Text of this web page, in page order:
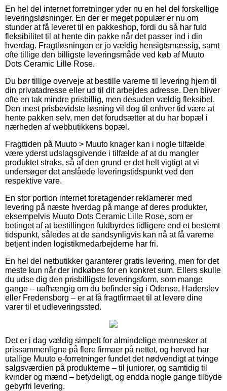
En hel del internet forretninger yder nu en hel del forskellige
leveringsløsninger. En der er meget populær er nu om
stunder at få leveret til en pakkeshop, fordi du så har fuld
fleksibilitet til at hente din pakke når det passer ind i din
hverdag. Fragtløsningen er jo vældig hensigtsmæssig, samt
ofte tillige den billigste leveringsmåde ved køb af Muuto
Dots Ceramic Lille Rose.
Du bør tillige overveje at bestille varerne til levering hjem til
din privatadresse eller ud til dit arbejdes adresse. Den bliver
ofte en tak mindre prisbillig, men desuden vældig fleksibel.
Den mest prisbevidste løsning vil dog til enhver tid være at
hente pakken selv, men det forudsætter at du har bopæl i
nærheden af webbutikkens bopæl.
Fragttiden på Muuto > Muuto knager kan i nogle tilfælde
være yderst udslagsgivende i tilfælde af at du mangler
produktet straks, så af den grund er det helt vigtigt at vi
undersøger det anslåede leveringstidspunkt ved den
respektive vare.
En stor portion internet foretagender reklamerer med
levering på næste hverdag på mange af deres produkter,
eksempelvis Muuto Dots Ceramic Lille Rose, som er
betinget af at bestillingen fuldbyrdes tidligere end et bestemt
tidspunkt, således at de sandsynligvis kan nå at få varerne
betjent inden logistikmedarbejderne har fri.
En hel del netbutikker garanterer gratis levering, men for det
meste kun når der indkøbes for en konkret sum. Ellers skulle
du udse dig den prisbilligste leveringsform, som mange
gange – uafhængig om du befinder sig i Odense, Haderslev
eller Fredensborg – er at få fragtfirmaet til at levere dine
varer til et udleveringssted.
Det er i dag vældig simpelt for almindelige mennesker at
prissammenligne på flere firmaer på nettet, og herved har
utallige Muuto e-forretninger fundet det nødvendigt at tvinge
salgsværdien på produkterne – til juniorer, og samtidig til
kvinder og mænd – betydeligt, og endda nogle gange tilbyde
gebyrfri levering.